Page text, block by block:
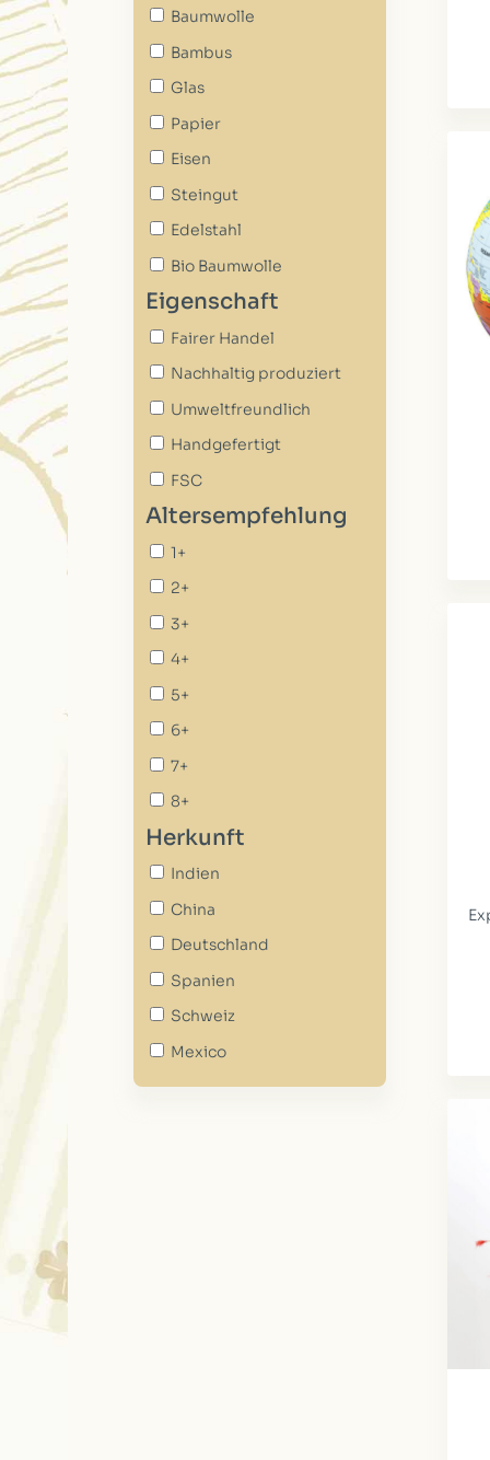
Baumwolle
Bambus
Glas
Papier
Eisen
Steingut
Edelstahl
Bio Baumwolle
Eigenschaft
Fairer Handel
Nachhaltig produziert
Umweltfreundlich
Handgefertigt
FSC
Altersempfehlung
1+
2+
3+
4+
5+
6+
7+
8+
Herkunft
Indien
China
Deutschland
Spanien
Schweiz
Mexico